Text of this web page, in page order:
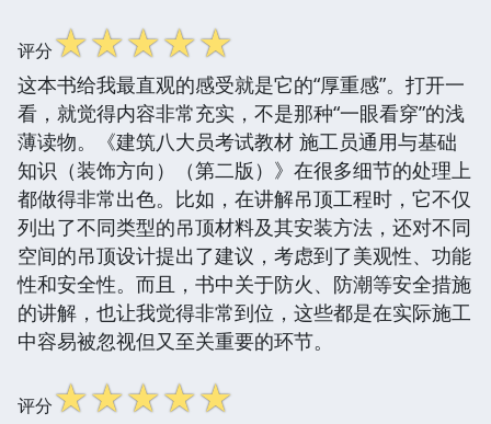
评分☆☆☆☆☆
这本书给我最直观的感受就是它的“厚重感”。打开一
看，就觉得内容非常充实，不是那种“一眼看穿”的浅
薄读物。《建筑八大员考试教材 施工员通用与基础
知识（装饰方向）（第二版）》在很多细节的处理上
都做得非常出色。比如，在讲解吊顶工程时，它不仅
列出了不同类型的吊顶材料及其安装方法，还对不同
空间的吊顶设计提出了建议，考虑到了美观性、功能
性和安全性。而且，书中关于防火、防潮等安全措施
的讲解，也让我觉得非常到位，这些都是在实际施工
中容易被忽视但又至关重要的环节。
评分☆☆☆☆☆